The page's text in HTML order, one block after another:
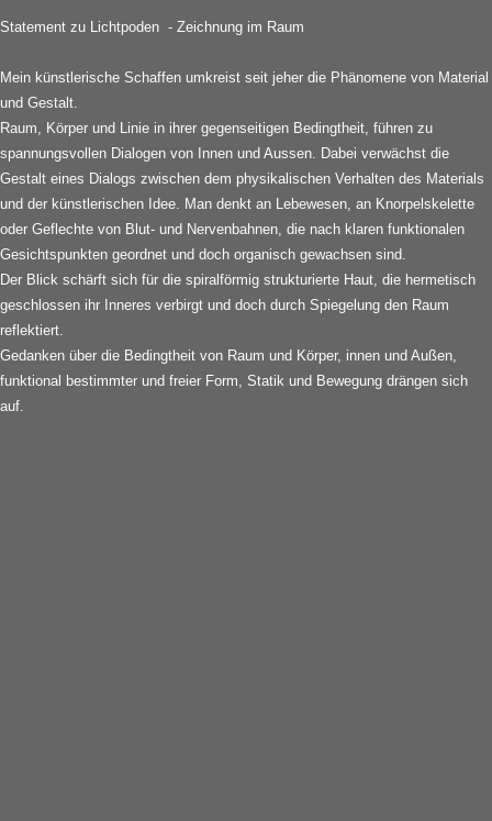
Statement zu Lichtpoden - Zeichnung im Raum
Mein künstlerische Schaffen umkreist seit jeher die Phänomene von Material
und Gestalt.
Raum, Körper und Linie in ihrer gegenseitigen Bedingtheit, führen zu
spannungsvollen Dialogen von Innen und Aussen. Dabei verwächst die
Gestalt eines Dialogs zwischen dem physikalischen Verhalten des Materials
und der künstlerischen Idee. Man denkt an Lebewesen, an Knorpelskelette
oder Geflechte von Blut- und Nervenbahnen, die nach klaren funktionalen
Gesichtspunkten geordnet und doch organisch gewachsen sind.
Der Blick schärft sich für die spiralförmig strukturierte Haut, die hermetisch
geschlossen ihr Inneres verbirgt und doch durch Spiegelung den Raum
reflektiert.
Gedanken über die Bedingtheit von Raum und Körper, innen und Außen,
funktional bestimmter und freier Form, Statik und Bewegung drängen sich
auf.